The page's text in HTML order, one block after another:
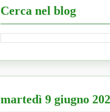
Cerca nel blog
martedì 9 giugno